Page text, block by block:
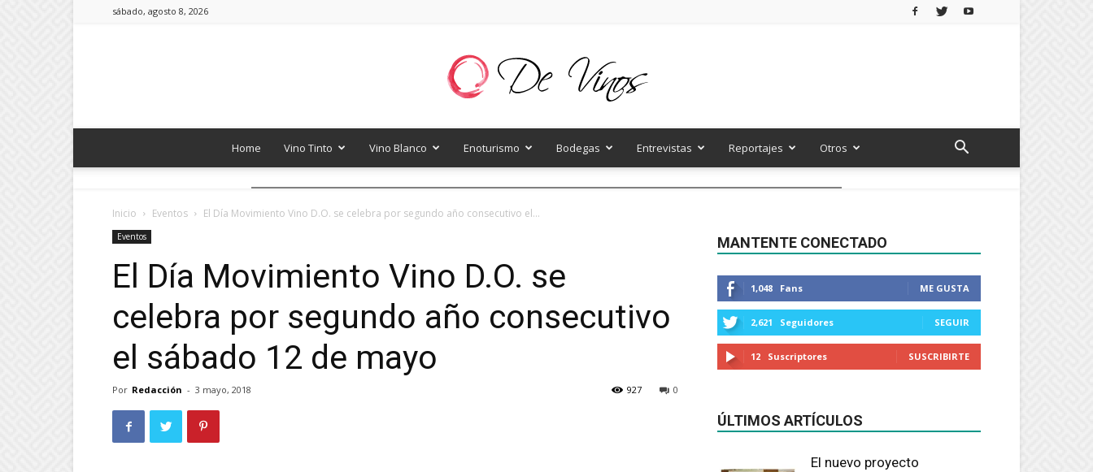
sábado, agosto 8, 2026
Home Vino Tinto Vino Blanco Enoturismo Bodegas Entrevistas Reportajes Otros
Inicio Eventos El Día Movimiento Vino D.O. se celebra por segundo año consecutivo el...
Eventos
El Día Movimiento Vino D.O. se
celebra por segundo año consecutivo
el sábado 12 de mayo
Por Redacción - 3 mayo, 2018 0
927
MANTENTE CONECTADO
1,048 Fans ME GUSTA
2,621 Seguidores SEGUIR
12 Suscriptores SUSCRIBIRTE
ÚLTIMOS ARTÍCULOS
El nuevo proyecto